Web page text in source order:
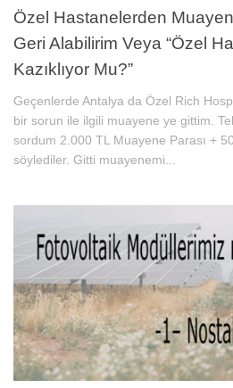
Özel Hastanelerden
Geri Alabilirim Veya “Özel
Kazıklıyor Mu?”
Geçenlerde Antalya da Özel Rich
bir sorun ile ilgili muayene ye gittim.
sordum 2.000 TL Muayene Parası +
söylediler. Gitti muayenemi...